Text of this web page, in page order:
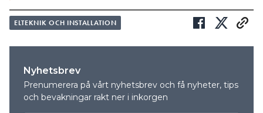
ELTEKNIK OCH INSTALLATION
Nyhetsbrev
Prenumerera på vårt nyhetsbrev och få nyheter, tips
och bevakningar rakt ner i inkorgen